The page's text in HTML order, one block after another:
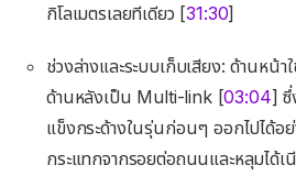
กิโลเมตรเลยทีเดียว [31:30]
ช่วงล่างและระบบเก็บเสียง: ด้านห
ด้านหลังเป็น Multi-link [03:04] ซึ่
แข็งกระด้างในรุ่นก่อนๆ ออกไปได้อ
กระแทกจากรอยต่อถนนและหลุมได้เ